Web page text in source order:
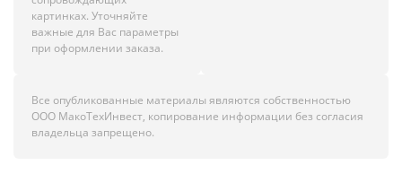
картинках. Уточняйте
важные для Вас параметры
при оформлении заказа.
Все опубликованные материалы являются собственностью
ООО МакоТехИнвест, копирование информации без согласия
владельца запрещено.